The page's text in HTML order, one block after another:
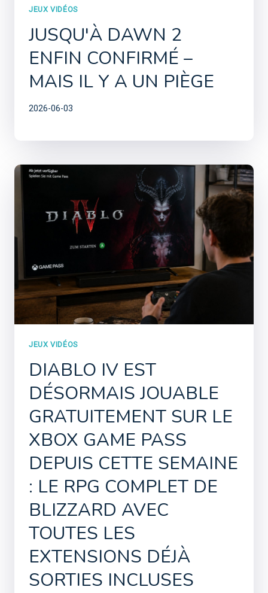
JEUX VIDÉOS
JUSQU'À DAWN 2
ENFIN CONFIRMÉ –
MAIS IL Y A UN PIÈGE
2026-06-03
JEUX VIDÉOS
DIABLO IV EST
DÉSORMAIS JOUABLE
GRATUITEMENT SUR LE
XBOX GAME PASS
DEPUIS CETTE SEMAINE
: LE RPG COMPLET DE
BLIZZARD AVEC
TOUTES LES
EXTENSIONS DÉJÀ
SORTIES INCLUSES